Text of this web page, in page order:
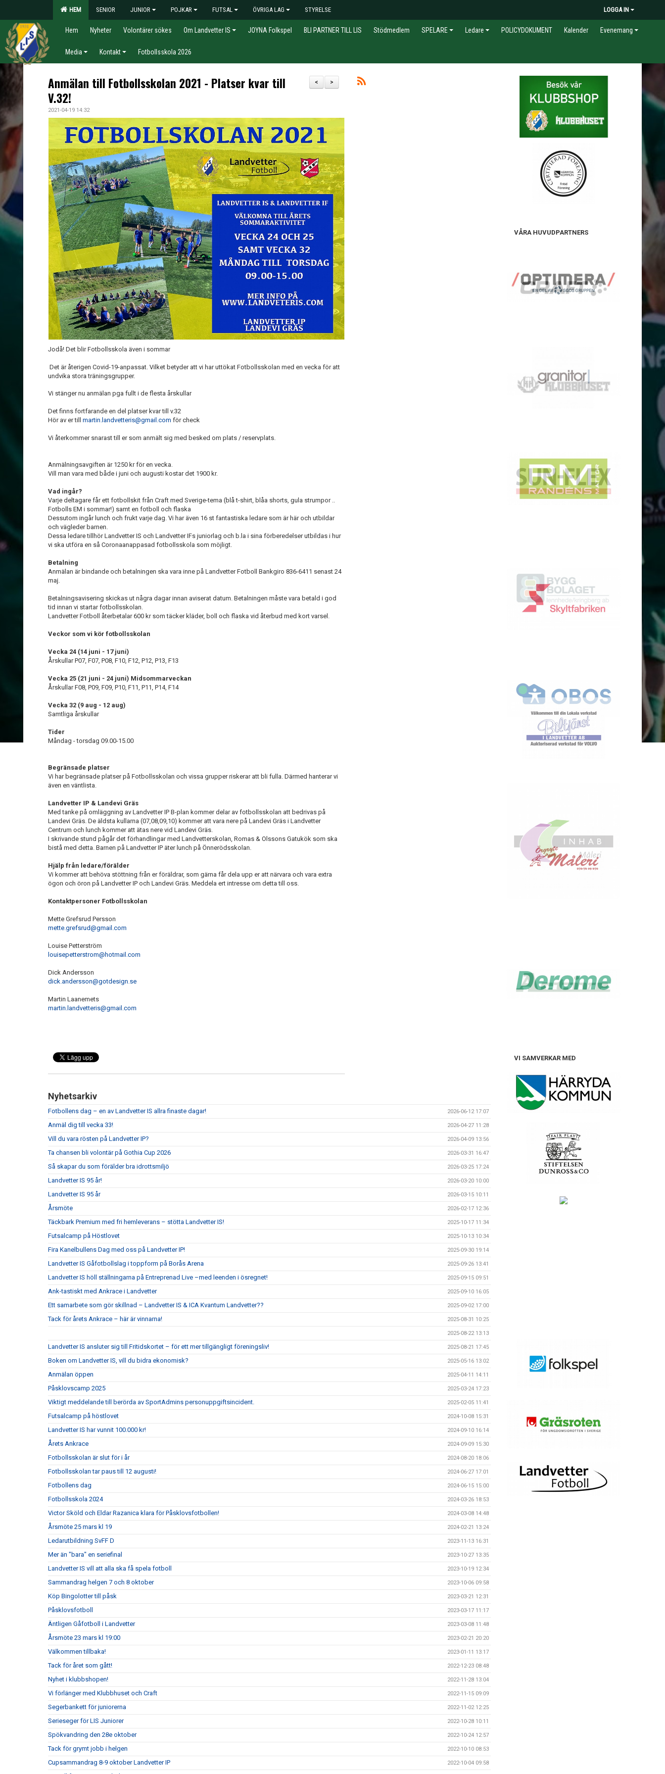
HEM SENIOR JUNIOR POJKAR FUTSAL ÖVRIGA LAG STYRELSE LOGGA IN
Hem Nyheter Volontärer sökes Om Landvetter IS JOYNA Folkspel BLI PARTNER TILL LIS Stödmedlem SPELARE Ledare POLICYDOKUMENT Kalender Evenemang
Media Kontakt Fotbollsskola 2026
>
<
Anmälan till Fotbollsskolan 2021 - Platser kvar till
V.32!
2021-04-19 14:32
Jodå! Det blir Fotbollsskola även i sommar
Det är återigen Covid-19-anpassat. Vilket betyder att vi har uttökat Fotbollsskolan med en vecka för att
undvika stora träningsgrupper.
Vi stänger nu anmälan pga fullt i de flesta årskullar
Det finns fortfarande en del platser kvar till v.32
Hör av er till martin.landvetteris@gmail.com för check
Vi återkommer snarast till er som anmält sig med besked om plats / reservplats.
Anmälningsavgiften är 1250 kr för en vecka.
Vill man vara med både i juni och augusti kostar det 1900 kr.
Vad ingår?
Varje deltagare får ett fotbollskit från Craft med Sverige-tema (blå t-shirt, blåa shorts, gula strumpor ..
Fotbolls EM i sommar!) samt en fotboll och flaska
Dessutom ingår lunch och frukt varje dag. Vi har även 16 st fantastiska ledare som är här och utbildar
och vägleder barnen.
Dessa ledare tillhör Landvetter IS och Landvetter IFs juniorlag och b.la i sina förberedelser utbildas i hur
vi ska utföra en så Coronaanappasad fotbollsskola som möjligt.
Betalning
Anmälan är bindande och betalningen ska vara inne på Landvetter Fotboll Bankgiro 836-6411 senast 24
maj.
Betalningsavisering skickas ut några dagar innan aviserat datum. Betalningen måste vara betald i god
tid innan vi startar fotbollsskolan.
Landvetter Fotboll återbetalar 600 kr som täcker kläder, boll och flaska vid återbud med kort varsel.
Veckor som vi kör fotbollsskolan
Vecka 24 (14 juni - 17 juni)
Årskullar P07, F07, P08, F10, F12, P12, P13, F13
Vecka 25 (21 juni - 24 juni) Midsommarveckan
Årskullar F08, P09, F09, P10, F11, P11, P14, F14
Vecka 32 (9 aug - 12 aug)
Samtliga årskullar
Tider
Måndag - torsdag 09.00-15.00
Begränsade platser
Vi har begränsade platser på Fotbollsskolan och vissa grupper riskerar att bli fulla. Därmed hanterar vi
även en väntlista.
Landvetter IP & Landevi Gräs
Med tanke på omläggning av Landvetter IP B-plan kommer delar av fotbollsskolan att bedrivas på
Landevi Gräs. De äldsta kullarna (07,08,09,10) kommer att vara nere på Landevi Gräs i Landvetter
Centrum och lunch kommer att ätas nere vid Landevi Gräs.
I skrivande stund pågår det förhandlingar med Landvetterskolan, Romas & Olssons Gatukök som ska
bistå med detta. Barnen på Landvetter IP äter lunch på Önnerödsskolan.
Hjälp från ledare/förälder
Vi kommer att behöva stöttning från er föräldrar, som gärna får dela upp er att närvara och vara extra
ögon och öron på Landvetter IP och Landevi Gräs. Meddela ert intresse om detta till oss.
Kontaktpersoner Fotbollsskolan
Mette Grefsrud Persson
mette.grefsrud@gmail.com
Louise Petterström
louisepetterstrom@hotmail.com
Dick Andersson
dick.andersson@gotdesign.se
Martin Laanemets
martin.landvetteris@gmail.com
Nyhetsarkiv
Fotbollens dag – en av Landvetter IS allra finaste dagar! 2026-06-12 17:07
Anmäl dig till vecka 33! 2026-04-27 11:28
Vill du vara rösten på Landvetter IP? 2026-04-09 13:56
Ta chansen bli volontär på Gothia Cup 2026 2026-03-31 16:47
Så skapar du som förälder bra idrottsmiljö 2026-03-25 17:24
Landvetter IS 95 år! 2026-03-20 10:00
Landvetter IS 95 år 2026-03-15 10:11
Årsmöte 2026-02-17 12:36
Täckbark Premium med fri hemleverans – stötta Landvetter IS! 2025-10-17 11:34
Futsalcamp på Höstlovet 2025-10-13 10:34
Fira Kanelbullens Dag med oss på Landvetter IP! 2025-09-30 19:14
Landvetter IS Gåfotbollslag i toppform på Borås Arena 2025-09-26 13:41
Landvetter IS höll ställningarna på Entreprenad Live –med leenden i ösregnet! 2025-09-15 09:51
Ank-tastiskt med Ankrace i Landvetter 2025-09-10 16:05
Ett samarbete som gör skillnad – Landvetter IS & ICA Kvantum Landvetter?? 2025-09-02 17:00
Tack för årets Ankrace – här är vinnarna! 2025-08-31 10:25
2025-08-22 13:13
Landvetter IS ansluter sig till Fritidskortet – för ett mer tillgängligt föreningsliv! 2025-08-21 17:45
Boken om Landvetter IS, vill du bidra ekonomisk? 2025-05-16 13:02
Anmälan öppen 2025-04-11 14:11
Påsklovscamp 2025 2025-03-24 17:23
Viktigt meddelande till berörda av SportAdmins personuppgiftsincident. 2025-02-05 11:41
Futsalcamp på höstlovet 2024-10-08 15:31
Landvetter IS har vunnit 100.000 kr! 2024-09-10 16:14
Årets Ankrace 2024-09-09 15:30
Fotbollsskolan är slut för i år 2024-08-20 18:06
Fotbollsskolan tar paus till 12 augusti! 2024-06-27 17:01
Fotbollens dag 2024-06-15 15:00
Fotbollsskola 2024 2024-03-26 18:53
Victor Sköld och Eldar Razanica klara för Påsklovsfotbollen! 2024-03-08 14:48
Årsmöte 25 mars kl 19 2024-02-21 13:24
Ledarutbildning SvFF D 2023-11-13 16:31
Mer än "bara" en seriefinal 2023-10-27 13:35
Landvetter IS vill att alla ska få spela fotboll 2023-10-19 12:34
Sammandrag helgen 7 och 8 oktober 2023-10-06 09:58
Köp Bingolotter till påsk 2023-03-21 12:31
Påsklovsfotboll 2023-03-17 11:17
Äntligen Gåfotboll i Landvetter 2023-03-08 11:48
Årsmöte 23 mars kl 19:00 2023-02-21 20:20
Välkommen tillbaka! 2023-01-11 13:17
Tack för året som gått! 2022-12-23 08:48
Nyhet i klubbshopen! 2022-11-28 13:04
Vi förlänger med Klubbhuset och Craft 2022-11-15 09:09
Segerbankett för juniorerna 2022-11-02 12:25
Serieseger för LIS Juniorer 2022-10-28 10:11
Spökvandring den 28e oktober 2022-10-24 12:57
Tack för grymt jobb i helgen 2022-10-10 08:53
Cupsammandrag 8-9 oktober Landvetter IP 2022-10-04 09:58
VÅRA HUVUDPARTNERS
VI SAMVERKAR MED